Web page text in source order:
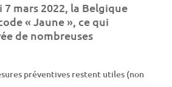
mars 2022, la Belgique
« Jaune », ce qui
de nombreuses
préventives restent utiles (non